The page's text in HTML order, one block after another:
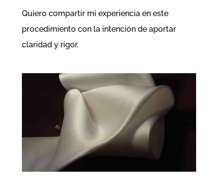
Quiero compartir mi experiencia en este
procedimiento con la intención de aportar
claridad y rigor.